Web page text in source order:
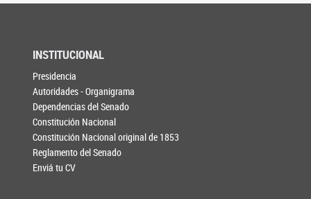
INSTITUCIONAL
Presidencia
Autoridades - Organigrama
Dependencias del Senado
Constitución Nacional
Constitución Nacional original de 1853
Reglamento del Senado
Enviá tu CV